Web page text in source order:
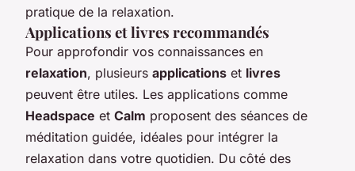
pratique de la relaxation.
Applications et livres recommandés
Pour approfondir vos connaissances en
relaxation, plusieurs applications et livres
peuvent être utiles. Les applications comme
Headspace et Calm proposent des séances de
méditation guidée, idéales pour intégrer la
relaxation dans votre quotidien. Du côté des